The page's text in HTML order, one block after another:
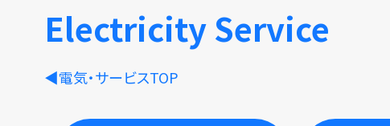
Electricity Service
電気・サービスTOP